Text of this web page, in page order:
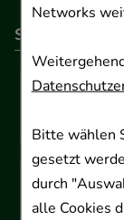
Networks
Bitte wählen
gesetzt
durch
alle Cookies
So können Sie